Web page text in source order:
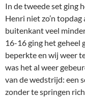
In de tweede set ging
Henri niet zo’n
buitenkant veel
16-16 ging het geheel
beperkte en wij weer
was het al weer
van de wedstrijd: een
zonder te springen